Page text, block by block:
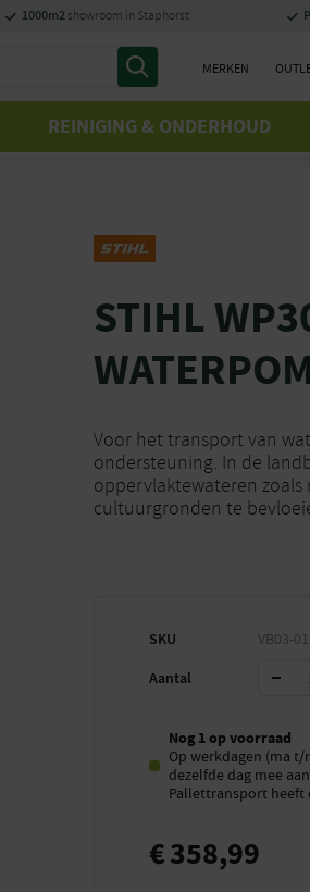
1000m2 showroom in Staphorst
MERKEN
REINIGING & ONDERHOUD
STIHL
Voor het transport van
ondersteuning. In de
oppervlaktewateren zoals
cultuurgronden te
SKU VB03-
Aantal
Nog 1 op voorraad
Op werkdagen (ma
dezelfde dag mee
Pallettransport heeft
€358,99